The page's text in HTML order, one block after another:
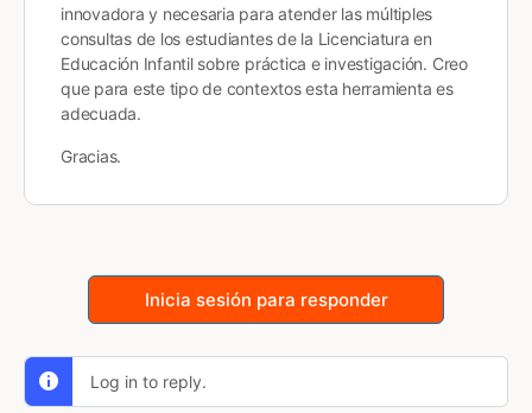
innovadora y necesaria para atender las múltiples
consultas de los estudiantes de la Licenciatura en
Educación Infantil sobre práctica e investigación. Creo
que para este tipo de contextos esta herramienta es
adecuada.
Gracias.
Inicia sesión para responder
Log in to reply.